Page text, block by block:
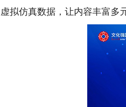
虚拟仿真数据，让内容丰富多